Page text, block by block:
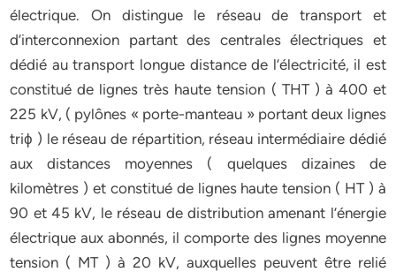
électrique. On distingue le réseau de transport et
d’interconnexion partant des centrales électriques et
dédié au transport longue distance de l’électricité, il est
constitué de lignes très haute tension ( THT ) à 400 et
225 kV, ( pylônes « porte-manteau » portant deux lignes
triϕ ) le réseau de répartition, réseau intermédiaire dédié
aux distances moyennes ( quelques dizaines de
kilomètres ) et constitué de lignes haute tension ( HT ) à
90 et 45 kV, le réseau de distribution amenant l’énergie
électrique aux abonnés, il comporte des lignes moyenne
tension ( MT ) à 20 kV, auxquelles peuvent être relié